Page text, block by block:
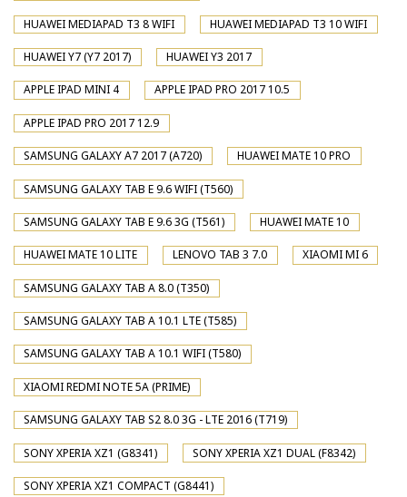
HUAWEI MEDIAPAD T3 8 WIFI HUAWEI MEDIAPAD T3 10 WIFI
HUAWEI Y7 (Y7 2017) HUAWEI Y3 2017
APPLE IPAD MINI 4 APPLE IPAD PRO 2017 10.5
APPLE IPAD PRO 2017 12.9
SAMSUNG GALAXY A7 2017 (A720) HUAWEI MATE 10 PRO
SAMSUNG GALAXY TAB E 9.6 WIFI (T560)
SAMSUNG GALAXY TAB E 9.6 3G (T561) HUAWEI MATE 10
HUAWEI MATE 10 LITE LENOVO TAB 3 7.0 XIAOMI MI 6
SAMSUNG GALAXY TAB A 8.0 (T350)
SAMSUNG GALAXY TAB A 10.1 LTE (T585)
SAMSUNG GALAXY TAB A 10.1 WIFI (T580)
XIAOMI REDMI NOTE 5A (PRIME)
SAMSUNG GALAXY TAB S2 8.0 3G - LTE 2016 (T719)
SONY XPERIA XZ1 (G8341) SONY XPERIA XZ1 DUAL (F8342)
SONY XPERIA XZ1 COMPACT (G8441)